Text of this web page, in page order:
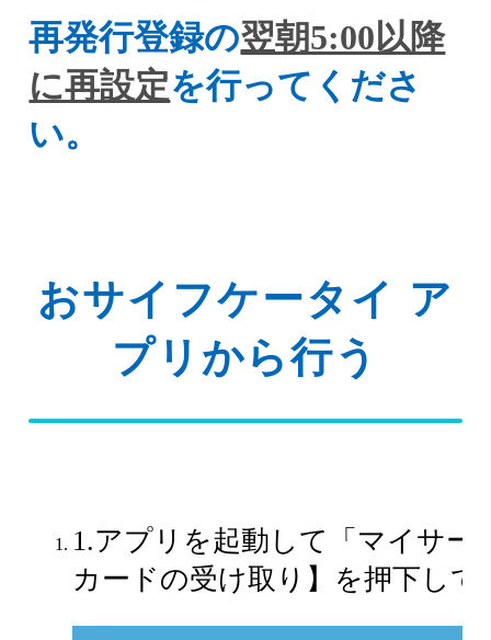
再発行登録の翌朝5:00以降
に再設定を行ってくださ
い。
おサイフケータイ ア
プリから行う
1.アプリを起動して「マイサ
カードの受け取り】を押下し